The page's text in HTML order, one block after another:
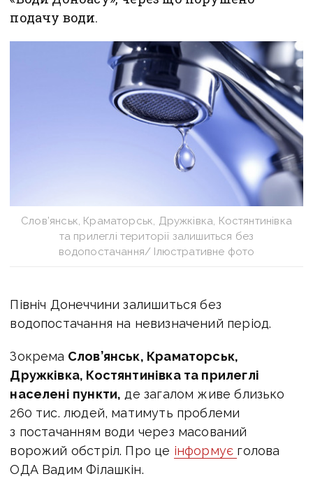
подачу води.
Слов’янськ, Краматорськ, Дружківка, Костянтинівка
та прилеглі території залишиться без
водопостачання/ Ілюстративне фото
Північ Донеччини залишиться без
водопостачання на невизначений період.
Зокрема Слов’янськ, Краматорськ,
Дружківка, Костянтинівка та прилеглі
населені пункти, де загалом живе близько
260 тис. людей, матимуть проблеми
з постачанням води через масований
ворожий обстріл. Про це інформує голова
ОДА Вадим Філашкін.